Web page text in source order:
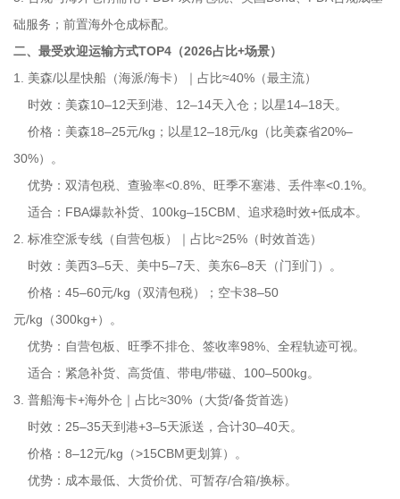
础服务；前置海外仓成标配。
二、最受欢迎运输方式TOP4（2026占比+场景）
1. 美森/以星快船（海派/海卡）｜占比≈40%（最主流）
时效：美森10–12天到港、12–14天入仓；以星14–18天。
价格：美森18–25元/kg；以星12–18元/kg（比美森省20%–
30%）。
优势：双清包税、查验率<0.8%、旺季不塞港、丢件率<0.1%。
适合：FBA爆款补货、100kg–15CBM、追求稳时效+低成本。
2. 标准空派专线（自营包板）｜占比≈25%（时效首选）
时效：美西3–5天、美中5–7天、美东6–8天（门到门）。
价格：45–60元/kg（双清包税）；空卡38–50
元/kg（300kg+）。
优势：自营包板、旺季不排仓、签收率98%、全程轨迹可视。
适合：紧急补货、高货值、带电/带磁、100–500kg。
3. 普船海卡+海外仓｜占比≈30%（大货/备货首选）
时效：25–35天到港+3–5天派送，合计30–40天。
价格：8–12元/kg（>15CBM更划算）。
优势：成本最低、大货价优、可暂存/合箱/换标。